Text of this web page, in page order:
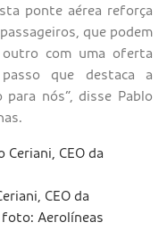
ponte aérea reforça
que podem
com uma oferta
que destaca a
nós”, disse Pablo
CEO da
Aerolíneas